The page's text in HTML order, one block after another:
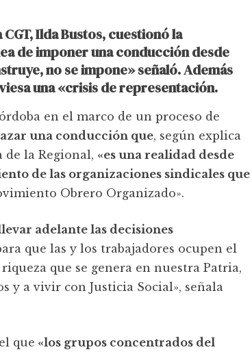
Ilda Bustos, cuestionó la
de imponer una conducción desde
no se impone» señaló. Además
una «crisis de representación.
en el marco de un proceso de
una conducción que, según explica
la Regional, «es una realidad desde
de las organizaciones sindicales que
Obrero Organizado».
adelante las decisiones
que las y los trabajadores ocupen el
que se genera en nuestra Patria,
y a vivir con Justicia Social», señala
que «los grupos concentrados del